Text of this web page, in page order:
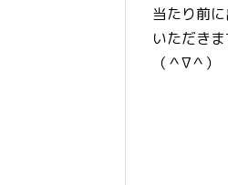
当たり前
いただきま
（＾∇＾）